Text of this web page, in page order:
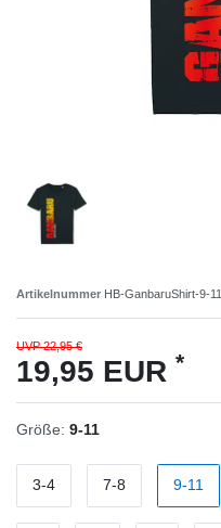
Artikelnummer HB-GanbaruShirt-9-11
UVP 22,95 €
19,95 EUR *
Größe: 9-11
3-4 7-8 9-11